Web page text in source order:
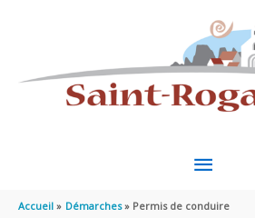
MENU
Accueil Démarches Permis de conduire